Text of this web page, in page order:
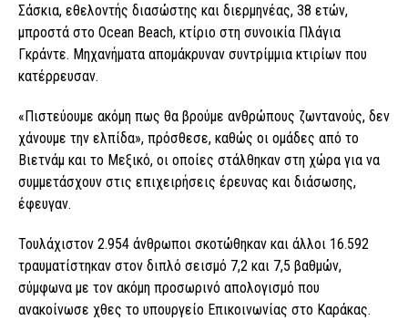
Σάσκια, εθελοντής διασώστης και διερμηνέας, 38 ετών,
μπροστά στο Ocean Beach, κτίριο στη συνοικία Πλάγια
Γκράντε. Μηχανήματα απομάκρυναν συντρίμμια κτιρίων που
κατέρρευσαν.
«Πιστεύουμε ακόμη πως θα βρούμε ανθρώπους ζωντανούς, δεν
χάνουμε την ελπίδα», πρόσθεσε, καθώς οι ομάδες από το
Βιετνάμ και το Μεξικό, οι οποίες στάλθηκαν στη χώρα για να
συμμετάσχουν στις επιχειρήσεις έρευνας και διάσωσης,
έφευγαν.
Τουλάχιστον 2.954 άνθρωποι σκοτώθηκαν και άλλοι 16.592
τραυματίστηκαν στον διπλό σεισμό 7,2 και 7,5 βαθμών,
σύμφωνα με τον ακόμη προσωρινό απολογισμό που
ανακοίνωσε χθες το υπουργείο Επικοινωνίας στο Καράκας.